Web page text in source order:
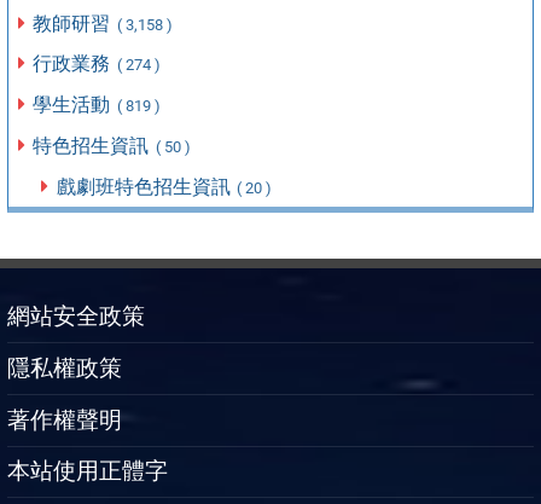
教師研習 ( 3,158 )
行政業務 ( 274 )
學生活動 ( 819 )
特色招生資訊 ( 50 )
戲劇班特色招生資訊 ( 20 )
網站安全政策
隱私權政策
著作權聲明
本站使用正體字